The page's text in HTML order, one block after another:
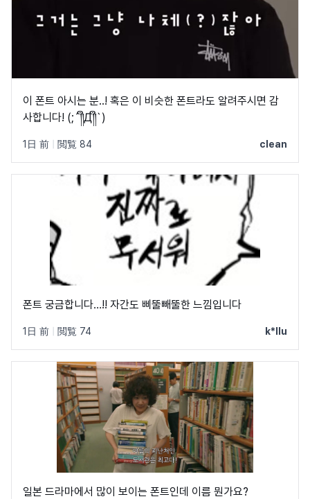
이 폰트 아시는 분..! 혹은 이 비슷한 폰트라도 알려주시면 감
사합니다! (;´༎ຶД༎ຶ`)
1日 前 閲覧 84 clean
폰트 궁금합니다…!! 자간도 삐뚤빼뚤한 느낌입니다
1日 前 閲覧 74 k*llu
일본 드라마에서 많이 보이는 폰트인데 이름 뭔가요?